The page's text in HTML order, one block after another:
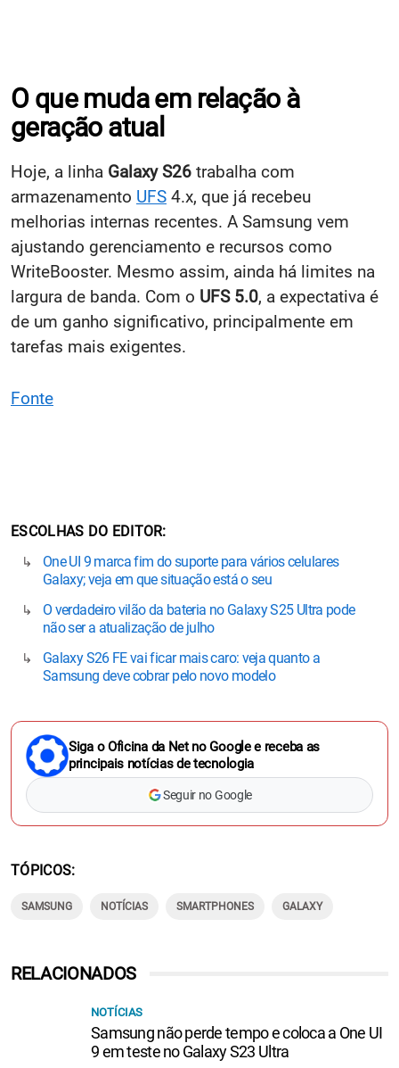
O que muda em relação à
geração atual
Hoje, a linha Galaxy S26 trabalha com
armazenamento UFS 4.x, que já recebeu
melhorias internas recentes. A Samsung vem
ajustando gerenciamento e recursos como
WriteBooster. Mesmo assim, ainda há limites na
largura de banda. Com o UFS 5.0, a expectativa é
de um ganho significativo, principalmente em
tarefas mais exigentes.
Fonte
ESCOLHAS DO EDITOR
One UI 9 marca fim do suporte para vários celulares
Galaxy; veja em que situação está o seu
O verdadeiro vilão da bateria no Galaxy S25 Ultra pode
não ser a atualização de julho
Galaxy S26 FE vai ficar mais caro: veja quanto a
Samsung deve cobrar pelo novo modelo
Siga o Oficina da Net no Google e receba as
principais notícias de tecnologia
Seguir no Google
TÓPICOS
SAMSUNG NOTÍCIAS SMARTPHONES GALAXY
RELACIONADOS
NOTÍCIAS
Samsung não perde tempo e coloca a One UI
9 em teste no Galaxy S23 Ultra